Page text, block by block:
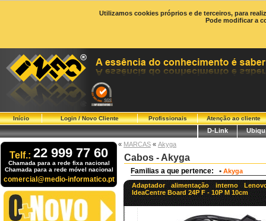
Utilizamos cookies próprios e de terceiros, para
Pode modificar a
Início Login / Novo Cliente Profissionais Atenção ao cliente
D-Link
Telf.: 22 999 77 60
Chamada para a rede fixa nacional
Chamada para a rede móvel nacional
comercial@medio-informatico.pt
« MARCAS « Akyga
Cabos - Akyga
Familias a que pertence: • Akyga
Adaptador alimentação interno
IdeaCentre Board 24P F - 10P M 10cm